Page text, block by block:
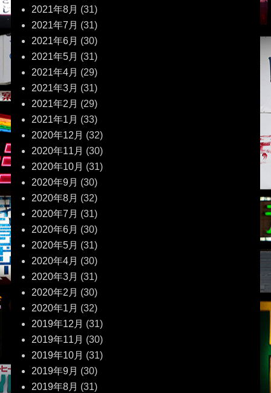
2021年8月 (31)
2021年7月 (31)
2021年6月 (30)
2021年5月 (31)
2021年4月 (29)
2021年3月 (31)
2021年2月 (29)
2021年1月 (33)
2020年12月 (32)
2020年11月 (30)
2020年10月 (31)
2020年9月 (30)
2020年8月 (32)
2020年7月 (31)
2020年6月 (30)
2020年5月 (31)
2020年4月 (30)
2020年3月 (31)
2020年2月 (30)
2020年1月 (32)
2019年12月 (31)
2019年11月 (30)
2019年10月 (31)
2019年9月 (30)
2019年8月 (31)